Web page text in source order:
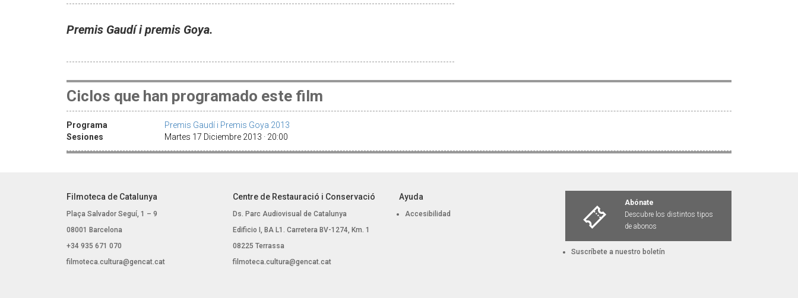
Premis Gaudí i premis Goya.
Ciclos que han programado este film
Programa
Premis Gaudí i Premis Goya 2013
Sesiones
Martes 17 Diciembre 2013 · 20:00
Filmoteca de Catalunya
Plaça Salvador Seguí, 1 – 9
08001 Barcelona
+34 935 671 070
filmoteca.cultura@gencat.cat
Centre de Restauració i Conservació
Ds. Parc Audiovisual de Catalunya
Edificio I, BA L1. Carretera BV-1274, Km. 1
08225 Terrassa
filmoteca.cultura@gencat.cat
Ayuda
Accesibilidad
Abónate
Descubre los distintos tipos
de abonos
Suscríbete a nuestro boletín